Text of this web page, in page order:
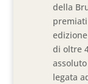
della
di oltre
legata